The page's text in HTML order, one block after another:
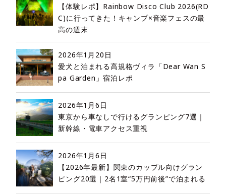
【体験レポ】Rainbow Disco Club 2026(RD
C)に行ってきた！キャンプ×音楽フェスの最
高の週末
2026年1月20日
愛犬と泊まれる高規格ヴィラ「Dear Wan S
pa Garden」宿泊レポ
2026年1月6日
東京から車なしで行けるグランピング7選｜
新幹線・電車アクセス重視
2026年1月6日
【2026年最新】関東のカップル向けグラン
ピング20選｜2名1室“5万円前後”で泊まれる